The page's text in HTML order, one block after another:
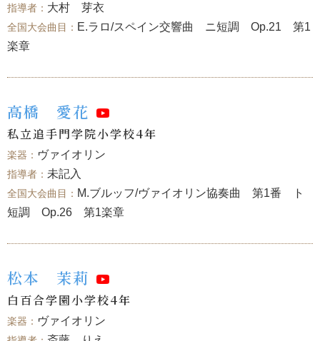
大村 芽衣
E.ラロ/スペイン交響曲 ニ短調 Op.21 第1
楽章
高橋 愛花
私立追手門学院小学校4年
ヴァイオリン
未記入
M.ブルッフ/ヴァイオリン協奏曲 第1番 ト
短調 Op.26 第1楽章
松本 茉莉
白百合学園小学校4年
ヴァイオリン